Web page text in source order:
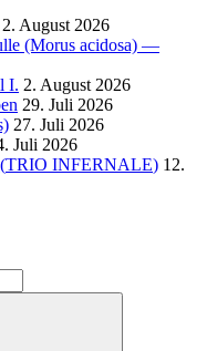
2. August 2026
(Morus acidosa) —
I. 2. August 2026
29. Juli 2026
27. Juli 2026
Juli 2026
TRIO INFERNALE) 12.